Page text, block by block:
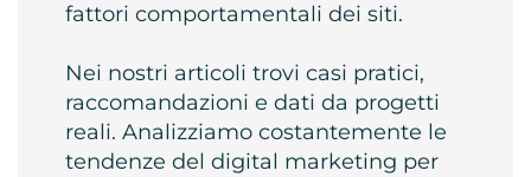
fattori comportamentali dei siti.
Nei nostri articoli trovi casi pratici,
raccomandazioni e dati da progetti
reali. Analizziamo costantemente le
tendenze del digital marketing per